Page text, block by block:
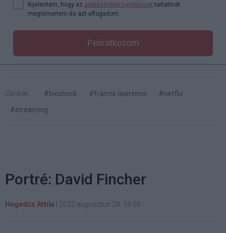
Kijelentem, hogy az adatkezelési nyilatkozat tartalmát
megismertem és azt elfogadom.
Feliratkozom
Címkék: #bioshock #francis lawrence
#netflix
#streaming
Portré: David Fincher
Hegedűs Attila | 2022 augusztus 28. 14:00